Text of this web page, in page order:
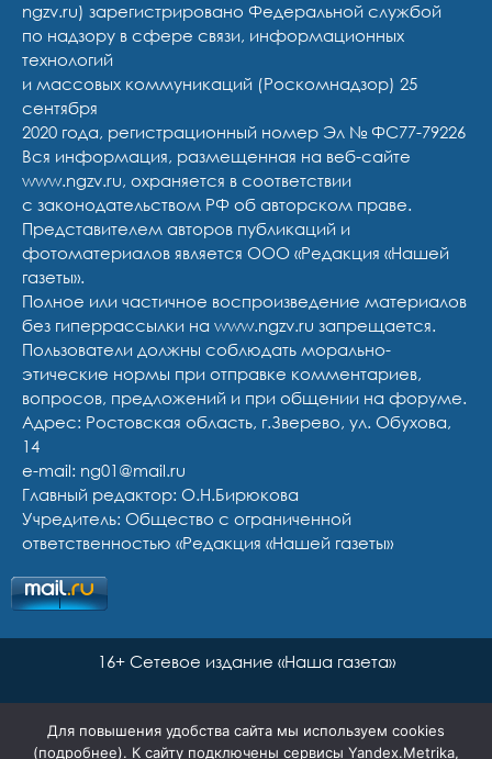
ngzv.ru) зарегистрировано Федеральной службой
по надзору в сфере связи, информационных
технологий
и массовых коммуникаций (Роскомнадзор) 25
сентября
2020 года, регистрационный номер Эл № ФС77-79226
Вся информация, размещенная на веб-сайте
www.ngzv.ru, охраняется в соответствии
с законодательством РФ об авторском праве.
Представителем авторов публикаций и
фотоматериалов является ООО «Редакция «Нашей
газеты».
Полное или частичное воспроизведение материалов
без гиперрассылки на www.ngzv.ru запрещается.
Пользователи должны соблюдать морально-
этические нормы при отправке комментариев,
вопросов, предложений и при общении на форуме.
Адрес: Ростовская область, г.Зверево, ул. Обухова,
14
e-mail: ng01@mail.ru
Главный редактор: О.Н.Бирюкова
Учредитель: Общество с ограниченной
ответственностью «Редакция «Нашей газеты»
16+ Сетевое издание «Наша газета»
Для повышения удобства сайта мы используем cookies
(подробнее). К сайту подключены сервисы Yandex.Metrika,